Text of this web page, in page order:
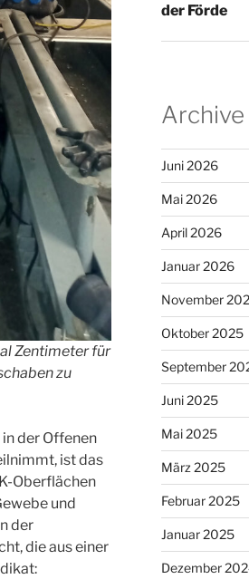
Zentimeter für
zu
der Offenen
ist das
Oberflächen
und
der
die aus einer
der Förde
Archive
Juni 2026
Mai 2026
April 2026
Januar 2026
November
Oktober 2025
September
Juni 2025
Mai 2025
März 2025
Februar 2025
Januar 2025
Dezember